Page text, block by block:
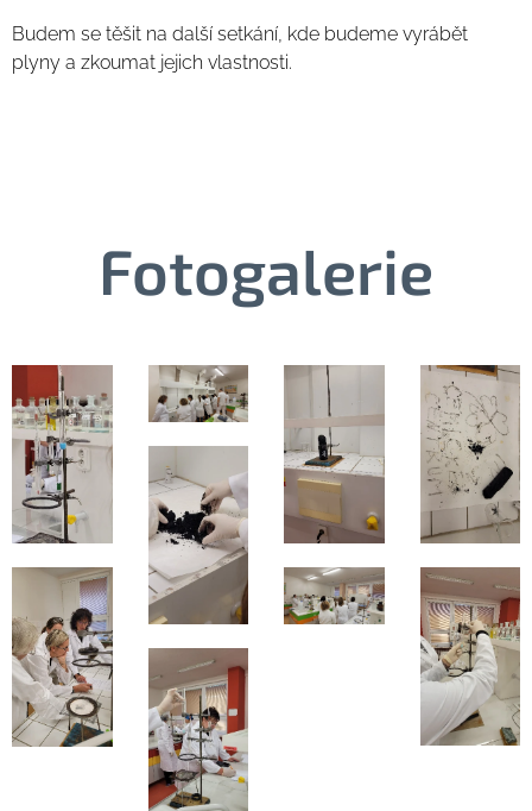
Budem se těšit na další setkání, kde budeme vyrábět
plyny a zkoumat jejich vlastnosti.
Fotogalerie